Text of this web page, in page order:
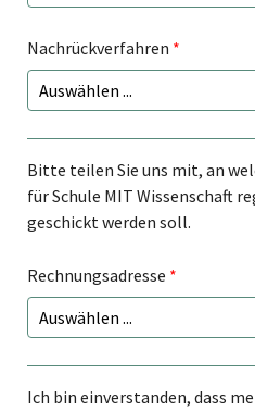
Nachrückverfahren *
Bitte teilen Sie uns mit, an
für Schule MIT Wissenschaft
geschickt werden soll.
Rechnungsadresse *
Ich bin einverstanden, dass